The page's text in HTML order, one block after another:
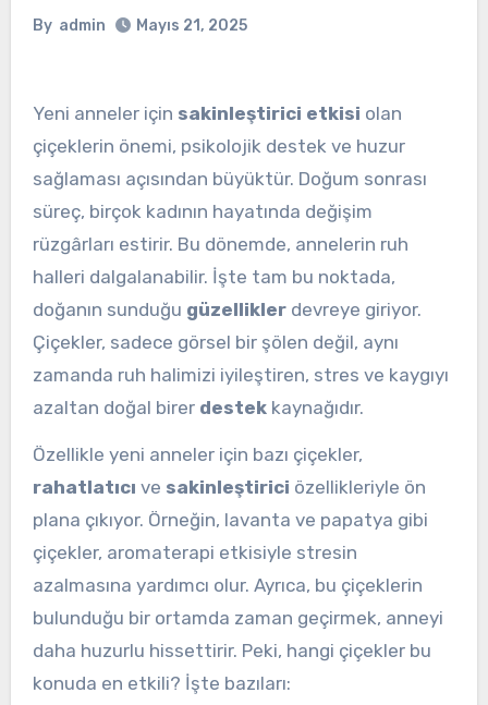
By admin Mayıs 21, 2025
Yeni anneler için sakinleştirici etkisi olan
çiçeklerin önemi, psikolojik destek ve huzur
sağlaması açısından büyüktür. Doğum sonrası
süreç, birçok kadının hayatında değişim
rüzgârları estirir. Bu dönemde, annelerin ruh
halleri dalgalanabilir. İşte tam bu noktada,
doğanın sunduğu güzelliklerdevreye giriyor.
Çiçekler, sadece görsel bir şölen değil, aynı
zamanda ruh halimizi iyileştiren, stres ve kaygıyı
azaltan doğal birer destekkaynağıdır.
Özellikle yeni anneler için bazı çiçekler,
rahatlatıcı ve sakinleştirici özellikleriyle ön
plana çıkıyor. Örneğin, lavanta ve papatya gibi
çiçekler, aromaterapi etkisiyle stresin
azalmasına yardımcı olur. Ayrıca, bu çiçeklerin
bulunduğu bir ortamda zaman geçirmek, anneyi
daha huzurlu hissettirir. Peki, hangi çiçekler bu
konuda en etkili? İşte bazıları: